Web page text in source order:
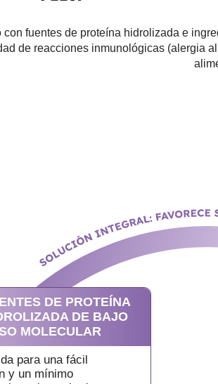
con fuentes de proteína hidrolizada e
de reacciones inmunológicas (alergia
DE PROTEÍNA
DE BAJO
MOLECULAR
para una fácil
y un mínimo